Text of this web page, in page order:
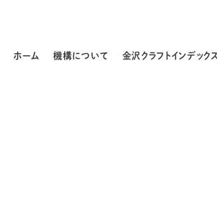
ホーム 機構について 金沢クラフトインデック